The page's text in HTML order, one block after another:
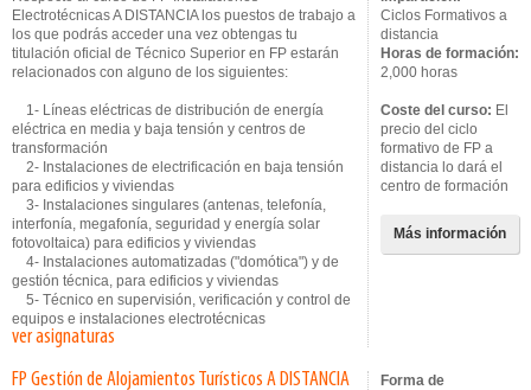
Electrotécnicas A DISTANCIA los puestos de trabajo a
los que podrás acceder una vez obtengas tu
titulación oficial de Técnico Superior en FP estarán
relacionados con alguno de los siguientes:
1- Líneas eléctricas de distribución de energía
eléctrica en media y baja tensión y centros de
transformación
2- Instalaciones de electrificación en baja tensión
para edificios y viviendas
3- Instalaciones singulares (antenas, telefonía,
interfonía, megafonía, seguridad y energía solar
fotovoltaica) para edificios y viviendas
4- Instalaciones automatizadas ("domótica") y de
gestión técnica, para edificios y viviendas
5- Técnico en supervisión, verificación y control de
equipos e instalaciones electrotécnicas
ver asignaturas
Ciclos Formativos a
distancia
Horas de formación:
2,000 horas
Coste del curso: El
precio del ciclo
formativo de FP a
distancia lo dará el
centro de formación
Más información
FP Gestión de Alojamientos Turísticos A DISTANCIA
Forma de